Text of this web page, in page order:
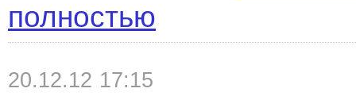
полностью
20.12.12 17:15